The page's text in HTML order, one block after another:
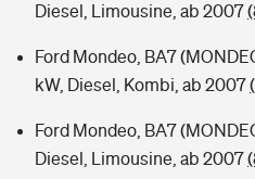
Diesel, Limousine, ab 2007
Ford Mondeo, BA7
kW, Diesel, Kombi, ab 2007
Ford Mondeo, BA7
Diesel, Limousine, ab 2007